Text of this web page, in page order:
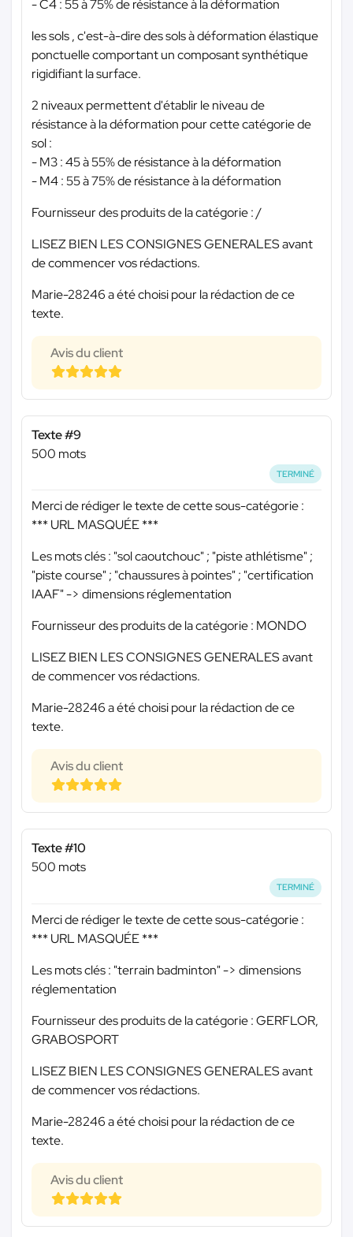
- C4 : 55 à 75% de résistance à la déformation
les sols , c'est-à-dire des sols à déformation élastique
ponctuelle comportant un composant synthétique
rigidifiant la surface.
2 niveaux permettent d'établir le niveau de
résistance à la déformation pour cette catégorie de
sol :
- M3 : 45 à 55% de résistance à la déformation
- M4 : 55 à 75% de résistance à la déformation
Fournisseur des produits de la catégorie : /
LISEZ BIEN LES CONSIGNES GENERALES avant
de commencer vos rédactions.
Marie-28246 a été choisi pour la rédaction de ce
texte.
Avis du client
Texte #9
500 mots
TERMINÉ
Merci de rédiger le texte de cette sous-catégorie :
*** URL MASQUÉE ***
Les mots clés : "sol caoutchouc" ; "piste athlétisme" ;
"piste course" ; "chaussures à pointes" ; "certification
IAAF" -> dimensions réglementation
Fournisseur des produits de la catégorie : MONDO
LISEZ BIEN LES CONSIGNES GENERALES avant
de commencer vos rédactions.
Marie-28246 a été choisi pour la rédaction de ce
texte.
Avis du client
Texte #10
500 mots
TERMINÉ
Merci de rédiger le texte de cette sous-catégorie :
*** URL MASQUÉE ***
Les mots clés : "terrain badminton" -> dimensions
réglementation
Fournisseur des produits de la catégorie : GERFLOR,
GRABOSPORT
LISEZ BIEN LES CONSIGNES GENERALES avant
de commencer vos rédactions.
Marie-28246 a été choisi pour la rédaction de ce
texte.
Avis du client